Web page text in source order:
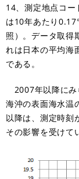
14、測定地点コ
は10年あたり
照）。データ取得
れは日本の平均
である。
2007年以降にみ
海沖の表面海水温
以降は、測定時刻
その影響を受けて